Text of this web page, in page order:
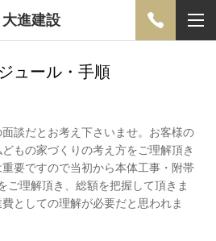
進建設
ュール・手順
談だとお考え下さいませ。お客様の
もの家づくりの考え方をご理解頂き
要ですので当初から本体工事・附帯
ご理解頂き、総額を把握して頂きま
としての理解が必要だと思われま